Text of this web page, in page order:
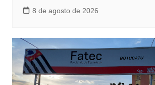
8 de agosto de 2026